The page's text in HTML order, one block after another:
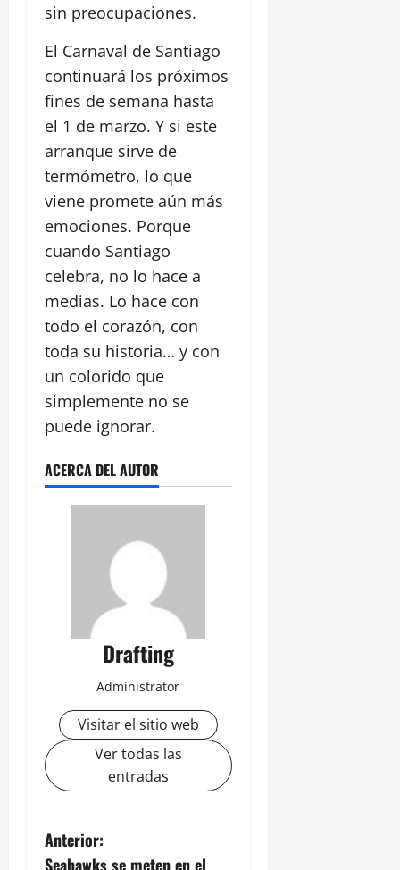
sin preocupaciones.
El Carnaval de Santiago
continuará los próximos
fines de semana hasta
el 1 de marzo. Y si este
arranque sirve de
termómetro, lo que
viene promete aún más
emociones. Porque
cuando Santiago
celebra, no lo hace a
medias. Lo hace con
todo el corazón, con
toda su historia… y con
un colorido que
simplemente no se
puede ignorar.
ACERCA DEL AUTOR
Drafting
Administrator
Visitar el sitio web
Ver todas las
entradas
N
Anterior:
Seahawks se meten en el